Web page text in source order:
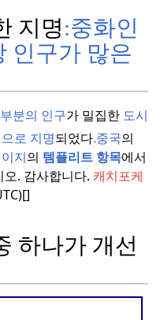
지명:중화인
인구가 많은
분의 인구가 밀집한 도시
로 지명되었다.중국의
지의 템플리트 항목에서
오. 감사합니다. 캐치포케
하나가 개선